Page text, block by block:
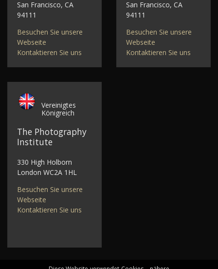
San Francisco, CA
94111
Besuchen Sie unsere
Webseite
Kontaktieren Sie uns
San Francisco, CA
94111
Besuchen Sie unsere
Webseite
Kontaktieren Sie uns
Vereinigtes
Königreich
The Photography
Institute
330 High Holborn
London WC2A 1HL
Besuchen Sie unsere
Webseite
Kontaktieren Sie uns